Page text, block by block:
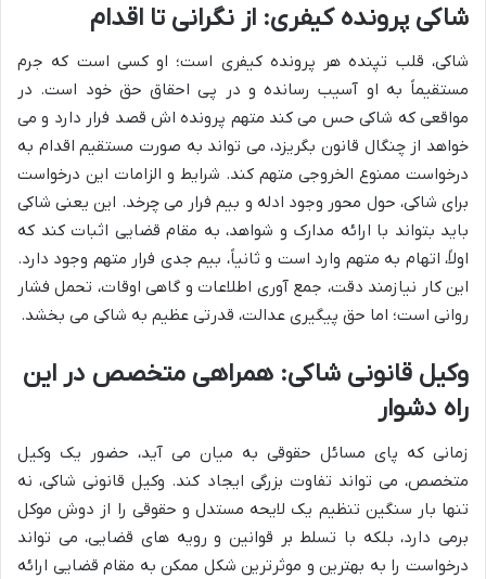
شاکی پرونده کیفری: از نگرانی تا اقدام
شاکی، قلب تپنده هر پرونده کیفری است؛ او کسی است که جرم
مستقیماً به او آسیب رسانده و در پی احقاق حق خود است. در
مواقعی که شاکی حس می کند متهم پرونده اش قصد فرار دارد و می
خواهد از چنگال قانون بگریزد، می تواند به صورت مستقیم اقدام به
درخواست ممنوع الخروجی متهم کند. شرایط و الزامات این درخواست
برای شاکی، حول محور وجود ادله و بیم فرار می چرخد. این یعنی شاکی
باید بتواند با ارائه مدارک و شواهد، به مقام قضایی اثبات کند که
اولاً، اتهام به متهم وارد است و ثانیاً، بیم جدی فرار متهم وجود دارد.
این کار نیازمند دقت، جمع آوری اطلاعات و گاهی اوقات، تحمل فشار
روانی است؛ اما حق پیگیری عدالت، قدرتی عظیم به شاکی می بخشد.
وکیل قانونی شاکی: همراهی متخصص در این
راه دشوار
زمانی که پای مسائل حقوقی به میان می آید، حضور یک وکیل
متخصص، می تواند تفاوت بزرگی ایجاد کند. وکیل قانونی شاکی، نه
تنها بار سنگین تنظیم یک لایحه مستدل و حقوقی را از دوش موکل
برمی دارد، بلکه با تسلط بر قوانین و رویه های قضایی، می تواند
درخواست را به بهترین و موثرترین شکل ممکن به مقام قضایی ارائه